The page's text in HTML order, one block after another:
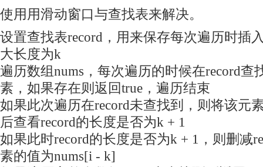
使用用滑动窗口与查找表来解决。
设置查找表record，用来保存每次遍历时插
大长度为k
遍历数组nums，每次遍历的时候在record查
素，如果存在则返回true，遍历结束
如果此次遍历在record未查找到，则将该元
后查看record的长度是否为k + 1
如果此时record的长度是否为k + 1，则删减
素的值为nums[i - k]